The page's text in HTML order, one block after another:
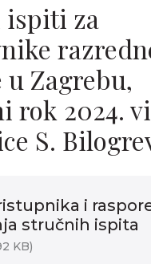
ispiti za
u Zagrebu,
rok 2024.
S.
i
stručnih ispita
KB)